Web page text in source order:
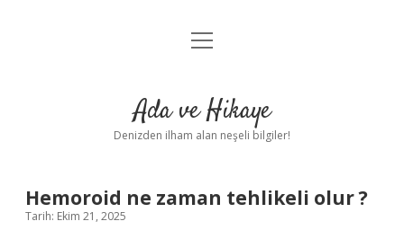
Anasayfa
Yasal Uyarı
menüyü
Ada ve Hikaye
Denizden ilham alan neşeli bilgiler!
Hemoroid ne zaman tehlikeli olur ?
Tarih: Ekim 21, 2025